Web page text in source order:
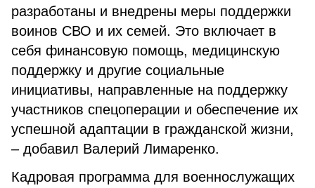
разработаны и внедрены меры поддержки
воинов СВО и их семей. Это включает в
себя финансовую помощь, медицинскую
поддержку и другие социальные
инициативы, направленные на поддержку
участников спецоперации и обеспечение их
успешной адаптации в гражданской жизни,
– добавил Валерий Лимаренко.
Кадровая программа для военнослужащих